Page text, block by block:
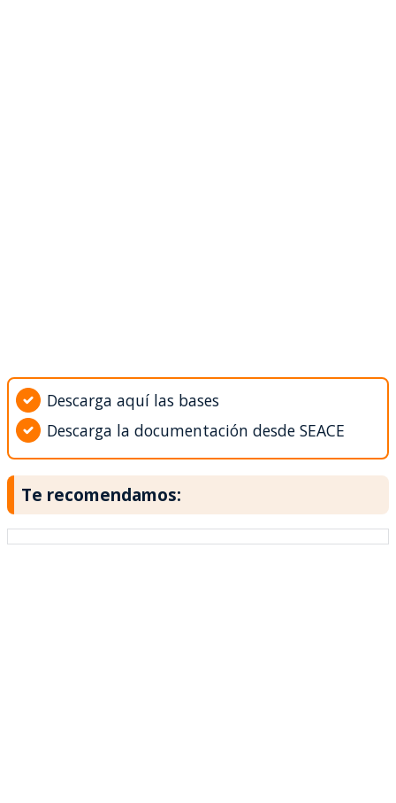
Descarga aquí las bases
Descarga la documentación desde SEACE
Te recomendamos: